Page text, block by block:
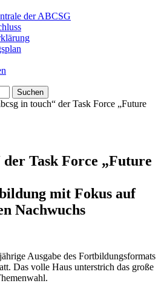
der ABCSG
in touch“ der Task Force „Future
der Task Force „Future
mit Fokus auf
Nachwuchs
Ausgabe des Fortbildungsformats
Das volle Haus unterstrich das große